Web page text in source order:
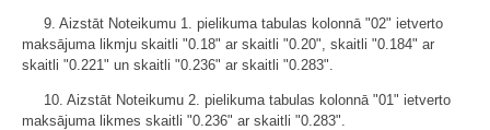
9. Aizstāt Noteikumu 1. pielikuma tabulas kolonnā "02" ietverto
maksājuma likmju skaitli "0.18" ar skaitli "0.20", skaitli "0.184" ar
skaitli "0.221" un skaitli "0.236" ar skaitli "0.283".
10. Aizstāt Noteikumu 2. pielikuma tabulas kolonnā "01" ietverto
maksājuma likmes skaitli "0.236" ar skaitli "0.283".